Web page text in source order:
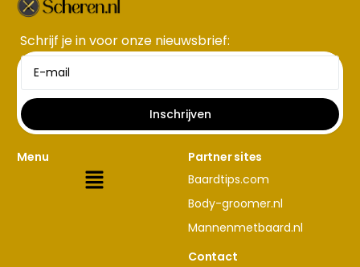
Schrijf je in voor onze nieuwsbrief​:
Inschrijven
Menu
Partner sites
Baardtips.com
Body-groomer.nl
Mannenmetbaard.nl
Contact